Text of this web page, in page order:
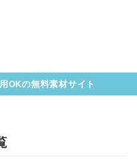
OKの無料素材サイト